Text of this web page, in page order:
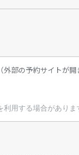
部の予約サイトが開
用する場合があり